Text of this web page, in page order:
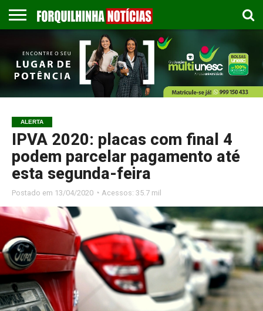
EMPREGOS
ESPORTES
PUBLICAÇÃO
LEGAL
GASTRONOMIA
CONTATO
ALERTA
IPVA 2020: placas com final 4
podem parcelar pagamento até
esta segunda-feira
Postado em 13/04/2020 ◔ Acessos: 35.7 mil